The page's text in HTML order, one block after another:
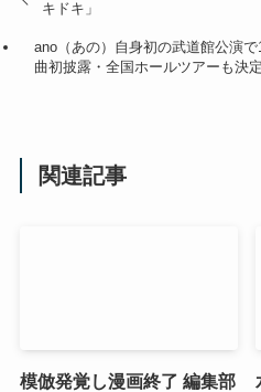
キドキ」
ano（あの）自身初の武道館公演
曲初披露・全国ホールツアーも決定
関連記事
模倣発覚し漫画終了 編集部